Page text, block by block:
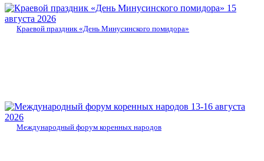
15
августа 2026
Краевой праздник «День Минусинского помидора»
13-16 августа
2026
Международный форум коренных народов